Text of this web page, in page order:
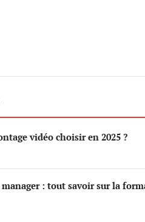
vidéo choisir en 2025 ?
: tout savoir sur la